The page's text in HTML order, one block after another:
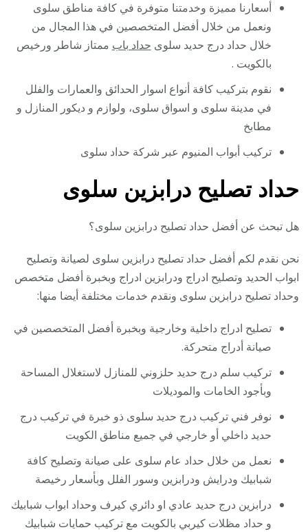
أسعارنا مميزة وخدمتنا متوفرة في كافة مناطق سلوى
ونعمل من خلال أفضل المتخصصين في هذا المجال من
خلال حداد درج حديد سلوى حداد باب ممتاز شاطر ورخيص
بالكويت .
نقوم بتركيب كافة أنواع اسوار الحدائق والعمارات والفلل
في مدينة سلوى و اسواق سلوى، ولوازم و ديكور المنازل و
مطابخ
تركيب أبواب المنيوم عبر شركة حداد سلوى
حداد تصليح درابزين سلوى
هل تبحث عن أفضل حداد تصليح درابزين سلوى؟
نحن نقدم لكم أفضل حداد تصليح درابزين سلوى لصيانة وتصليح
ابواب الحديد وتصليح ادراج ودرابزين ادراج وبخبرة أفضل متخصص
وحداد تصليح درابزين سلوى ونقدم خدمات مختلفة أيضا منها:
تصليح ادراج داخلية وخارجية وبخبرة أفضل المتخصصين في
صيانة أدراج متحركة.
تركيب سلم درج حديد حلزوني للمنازل لاستغلال المساحة
وبأجود الخامات والموديلات
نوفر فني تركيب درج حديد سلوى ذو خبرة في تركيب درج
حديد داخلي أو خارجي في جميع مناطق الكويت
نعمل من خلال حداد عام سلوى على صيانة وتصليح كافة
شبابيك ودرايش ودرابزين وسور الفلل وبأسعار رخيصة
درابزين درج حديد عادي او دائري كيرف وحداد ابواب شبابيك
و حداد مظلات كيربي بالكويت مع تركيب حمايات شبابيك